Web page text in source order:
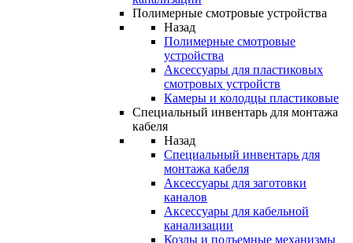
Полимерные смотровые устройства
Назад
Полимерные смотровые
устройства
Аксессуары для пластиковых
смотровых устройств
Камеры и колодцы пластиковые
Специальный инвентарь для монтажа
кабеля
Назад
Специальный инвентарь для
монтажа кабеля
Аксессуары для заготовки
каналов
Аксессуары для кабельной
канализации
Козлы и подъемные механизмы